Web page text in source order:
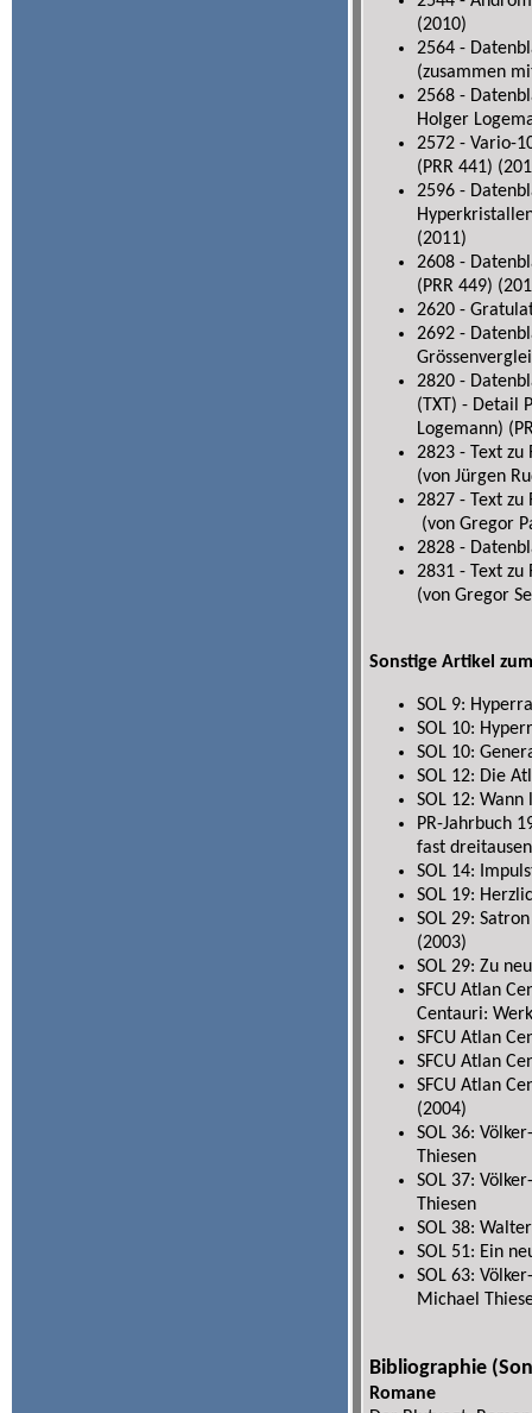
(2010)
2564 -
(zusammen
2568 -
Holger
2572 - Vario-
(PRR 441)
2596 -
(2011)
2608 -
(PRR 449)
2620 -
2692 -
2820 -
(TXT) - Detail
Logemann)
2823 - Text zu
(von Jürgen
2827 - Text zu
(von Gregor
2828 -
2831 - Text zu
(von Gregor
Sonstige Artikel
SOL 9:
SOL 10:
SOL 10:
SOL 12: Die
SOL 12: Wann
PR-Jahrbuch
fast
SOL 14:
SOL 19:
SOL 29:
(2003)
SOL 29: Zu
SFCU Atlan
Centauri:
SFCU Atlan
SFCU Atlan
SFCU Atlan
(2004)
SOL 36:
Thiesen
SOL 37:
Thiesen
SOL 38:
SOL 51: Ein
SOL 63:
Michael
Bibliographie
Romane